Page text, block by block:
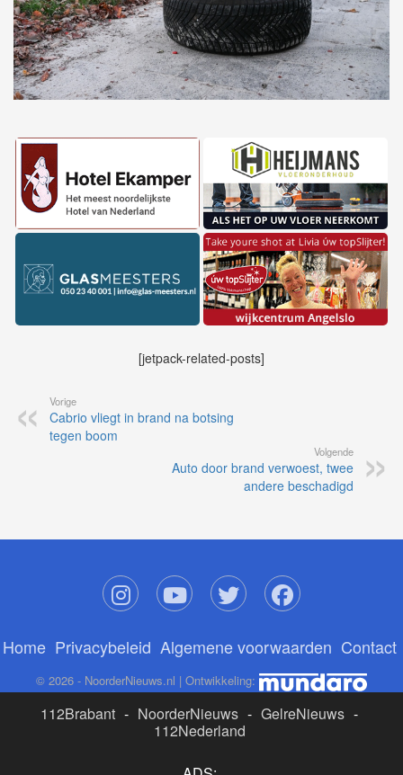
[jetpack-related-posts]
Vorige
Cabrio vliegt in brand na botsing
tegen boom
Volgende
Auto door brand verwoest, twee
andere beschadigd
Home Privacybeleid Algemene voorwaarden Contact
© 2026 - NoorderNieuws.nl | Ontwikkeling:
112Brabant - NoorderNieuws - GelreNieuws -
112Nederland